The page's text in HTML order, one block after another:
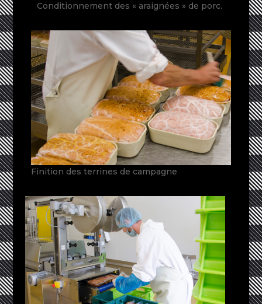
Conditionnement des « araignées » de porc.
Finition des terrines de campagne